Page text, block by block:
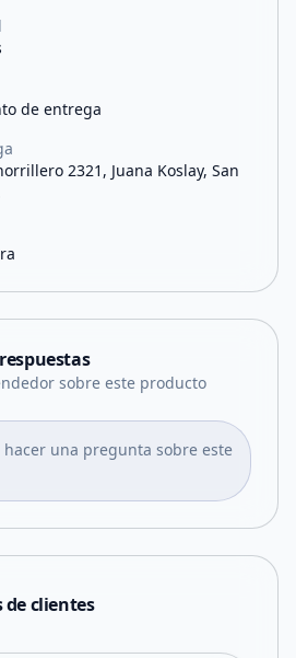
de entrega
2321, Juana Koslay, San
sobre este producto
hacer una pregunta sobre este
de clientes